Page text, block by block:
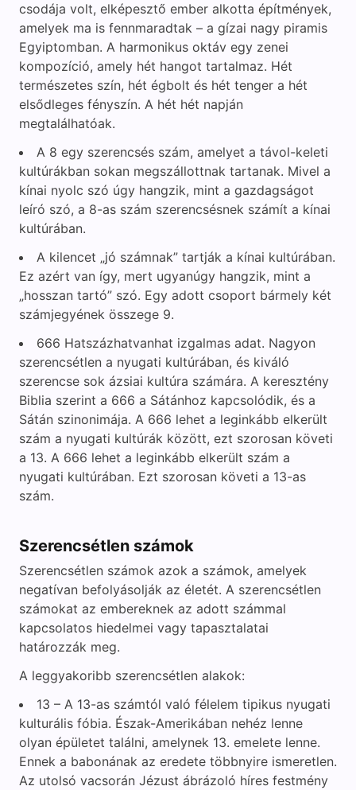
csodája volt, elképesztő ember alkotta építmények,
amelyek ma is fennmaradtak – a gízai nagy piramis
Egyiptomban. A harmonikus oktáv egy zenei
kompozíció, amely hét hangot tartalmaz. Hét
természetes szín, hét égbolt és hét tenger a hét
elsődleges fényszín. A hét hét napján
megtalálhatóak.
A 8 egy szerencsés szám, amelyet a távol-keleti
kultúrákban sokan megszállottnak tartanak. Mivel a
kínai nyolc szó úgy hangzik, mint a gazdagságot
leíró szó, a 8-as szám szerencsésnek számít a kínai
kultúrában.
A kilencet „jó számnak” tartják a kínai kultúrában.
Ez azért van így, mert ugyanúgy hangzik, mint a
„hosszan tartó” szó. Egy adott csoport bármely két
számjegyének összege 9.
666 Hatszázhatvanhat izgalmas adat. Nagyon
szerencsétlen a nyugati kultúrában, és kiváló
szerencse sok ázsiai kultúra számára. A keresztény
Biblia szerint a 666 a Sátánhoz kapcsolódik, és a
Sátán szinonimája. A 666 lehet a leginkább elkerült
szám a nyugati kultúrák között, ezt szorosan követi
a 13. A 666 lehet a leginkább elkerült szám a
nyugati kultúrában. Ezt szorosan követi a 13-as
szám.
Szerencsétlen számok
Szerencsétlen számok azok a számok, amelyek
negatívan befolyásolják az életét. A szerencsétlen
számokat az embereknek az adott számmal
kapcsolatos hiedelmei vagy tapasztalatai
határozzák meg.
A leggyakoribb szerencsétlen alakok:
13 – A 13-as számtól való félelem tipikus nyugati
kulturális fóbia. Észak-Amerikában nehéz lenne
olyan épületet találni, amelynek 13. emelete lenne.
Ennek a babonának az eredete többnyire ismeretlen.
Az utolsó vacsorán Jézust ábrázoló híres festmény